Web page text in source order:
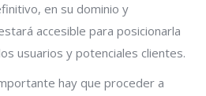
en su dominio y
accesible para posicionarla
usuarios y potenciales clientes.
hay que proceder a